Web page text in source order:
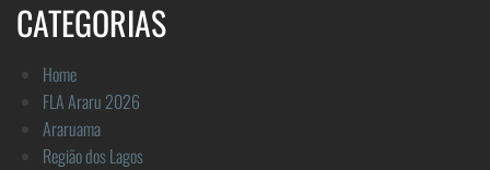
CATEGORIAS
Home
FLA Araru 2026
Araruama
Região dos Lagos